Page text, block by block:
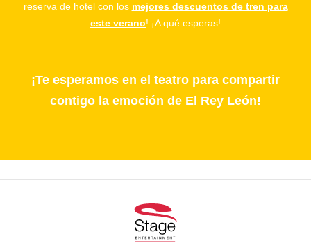
reserva de hotel con los mejores descuentos de tren para
este verano! ¡A qué esperas!
¡Te esperamos en el teatro para compartir
contigo la emoción de El Rey León!